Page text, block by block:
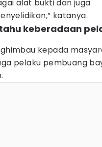
alat bukti dan juga
katanya.
keberadaan
kepada
pelaku pembuang